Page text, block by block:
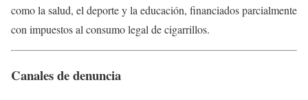
como la salud, el deporte y la educación, financiados parcialmente
con impuestos al consumo legal de cigarrillos.
Canales de denuncia